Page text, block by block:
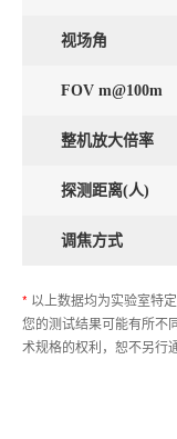
视场角
FOV m@100m
整机放大倍率
探测距离(人)
调焦方式
* 以上数据均为实验室特
您的测试结果可能有所不
术规格的权利，恕不另行